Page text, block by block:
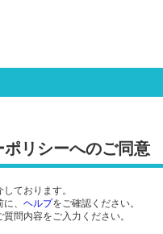
リシーへのご同意
ております。
、 ヘルプをご確認ください。
質問内容をご入力ください。